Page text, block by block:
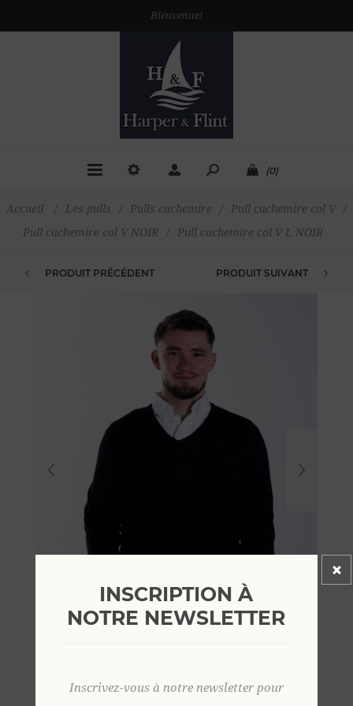
Bienvenue!
(0)
Accueil / Les pulls / Pulls cachemire / Pull cachemire col V
/
Pull cachemire col V NOIR
/ Pull cachemire col V L NOIR
PRODUIT PRÉCÉDENT PRODUIT SUIVANT
INSCRIPTION À
NOTRE NEWSLETTER
Inscrivez-vous à notre newsletter pour